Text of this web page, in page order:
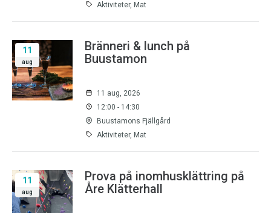
Aktiviteter, Mat
11
aug
Bränneri & lunch på
Buustamon
11 aug, 2026
12:00 - 14:30
Buustamons Fjällgård
Aktiviteter, Mat
11
aug
Prova på inomhusklättring på
Åre Klätterhall